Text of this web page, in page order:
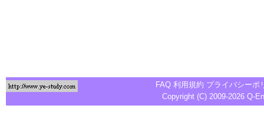
FAQ 利用規約 プライバシーポ
Copyright (C) 2009-2026 Q-